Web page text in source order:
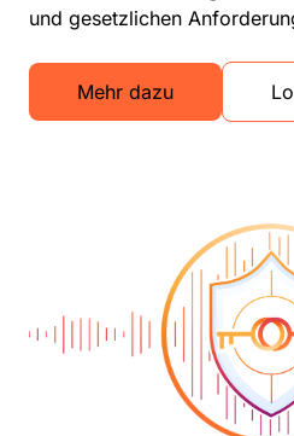
und gesetzlichen
Mehr dazu